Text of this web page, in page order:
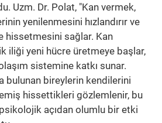
Uzm. Dr. Polat, "Kan vermek,
yenilenmesini hızlandırır ve
hissetmesini sağlar. Kan
iliği yeni hücre üretmeye başlar,
sistemine katkı sunar.
bulunan bireylerin kendilerini
hissettikleri gözlemlenir, bu
açıdan olumlu bir etki